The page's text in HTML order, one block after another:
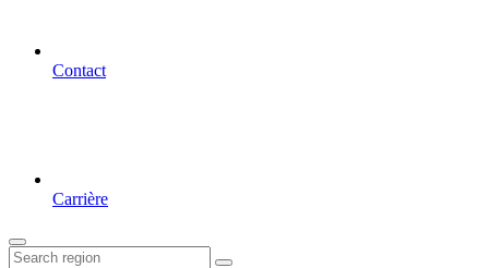
Contact
Carrière